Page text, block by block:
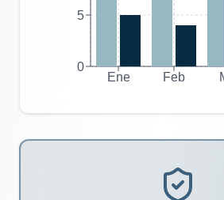
Ene Feb
0
5